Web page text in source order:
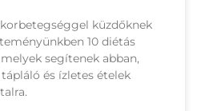
küzdőknek
10 diétás
segítenek abban,
és ízletes ételek